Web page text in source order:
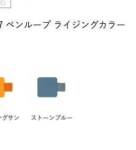
○
ペンループ ライジングカラー
グサン ストーンブルー